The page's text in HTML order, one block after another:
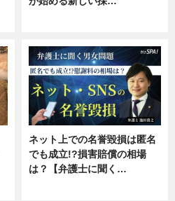
ネット上での名誉毀損は匿名
でも成立!?損害賠償の相場
は？【弁護士に聞く…